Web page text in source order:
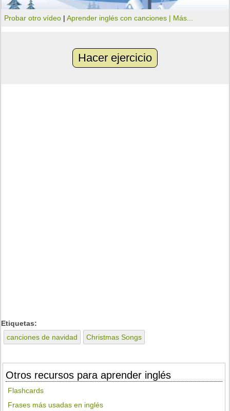
Probar otro vídeo |Aprender inglés con canciones | Más...
Hacer ejercicio
Etiquetas:
canciones de navidad
Christmas Songs
Otros recursos para aprender inglés
Flashcards
Frases más usadas en inglés